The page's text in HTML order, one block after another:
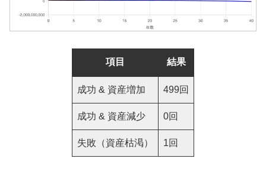
項目 結果
成功 & 資産増加 499回
成功 & 資産減少 0回
失敗（資産枯渇） 1回